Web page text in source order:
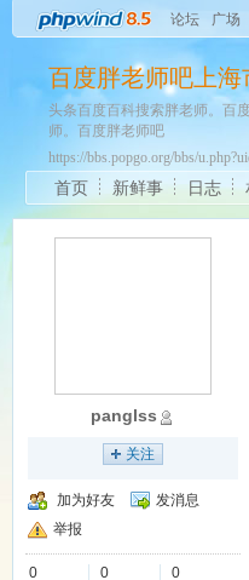
论坛 广场
百度胖老师吧上
头条百度百科搜索胖老师。百
师。百度胖老师吧
https://bbs.popgo.org/bbs/
首页 新鲜事 日志
panglss
关注
加为好友
发消息
举报
0
0
0